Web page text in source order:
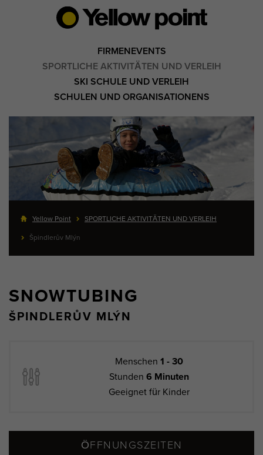
FIRMENEVENTS
SPORTLICHE AKTIVITÄTEN UND VERLEIH
SKI SCHULE UND VERLEIH
SCHULEN UND ORGANISATIONENS
Yellow Point SPORTLICHE AKTIVITÄTEN UND VERLEIH
Špindlerův Mlýn
SNOWTUBING
ŠPINDLERŮV MLÝN
Menschen 1 - 30
Stunden 6 Minuten
Geeignet für Kinder
ÖFFNUNGSZEITEN